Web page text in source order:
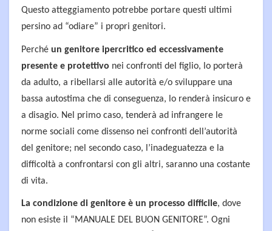
Questo atteggiamento potrebbe portare questi ultimi
persino ad “odiare” i propri genitori.
Perché un genitore ipercritico ed eccessivamente
presente e protettivo nei confronti del figlio, lo porterà
da adulto, a ribellarsi alle autorità e/o sviluppare una
bassa autostima che di conseguenza, lo renderà insicuro e
a disagio. Nel primo caso, tenderà ad infrangere le
norme sociali come dissenso nei confronti dell’autorità
del genitore; nel secondo caso, l’inadeguatezza e la
difficoltà a confrontarsi con gli altri, saranno una costante
di vita.
La condizione di genitore è un processo difficile, dove
non esiste il “MANUALE DEL BUON GENITORE”. Ogni